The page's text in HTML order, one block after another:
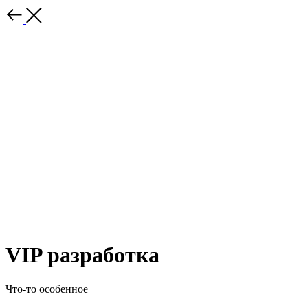
VIP разработка
Что-то особенное